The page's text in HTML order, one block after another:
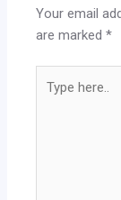
Your email
are marked*
here..